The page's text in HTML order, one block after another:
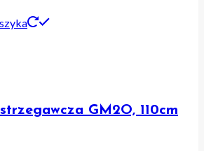
GM2O, 110cm